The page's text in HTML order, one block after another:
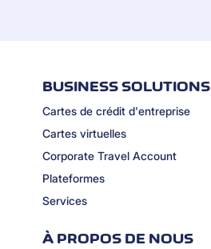
BUSINESS SOLUTIONS
Cartes de crédit d'entreprise
Cartes virtuelles
Corporate Travel Account
Plateformes
Services
À PROPOS DE NOUS